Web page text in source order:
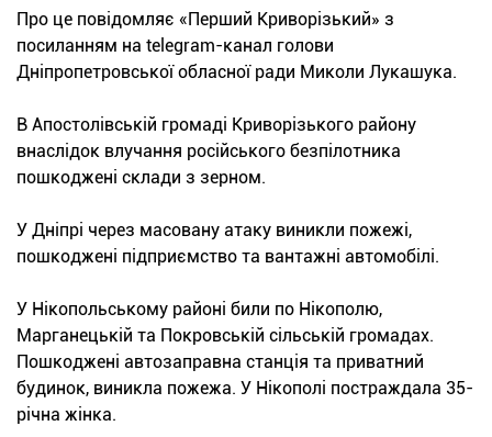
Про це повідомляє «Перший Криворізький» з
посиланням на telegram-канал голови
Дніпропетровської обласної ради Миколи Лукашука.
В Апостолівській громаді Криворізького району
внаслідок влучання російського безпілотника
пошкоджені склади з зерном.
У Дніпрі через масовану атаку виникли пожежі,
пошкоджені підприємство та вантажні автомобілі.
У Нікопольському районі били по Нікополю,
Марганецькій та Покровській сільській громадах.
Пошкоджені автозаправна станція та приватний
будинок, виникла пожежа. У Нікополі постраждала 35-
річна жінка.